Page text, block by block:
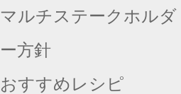
マルチステークホルダ
ー方針
おすすめレシピ